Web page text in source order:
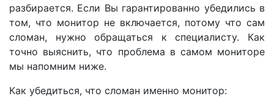
разбирается. Если Вы гарантированно убедились в
том, что монитор не включается, потому что сам
сломан, нужно обращаться к специалисту. Как
точно выяснить, что проблема в самом мониторе
мы напомним ниже.
Как убедиться, что сломан именно монитор: